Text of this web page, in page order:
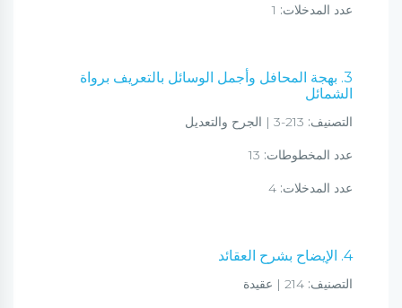
عدد المدخلات:
3. بهجة المحافل وأجمل الوسائل بالتعريف برواة
الشمائل
التصنيف:
عدد المخطوطات:
عدد المدخلات:
4. الإيضاح بشرح العقائد
التصنيف: